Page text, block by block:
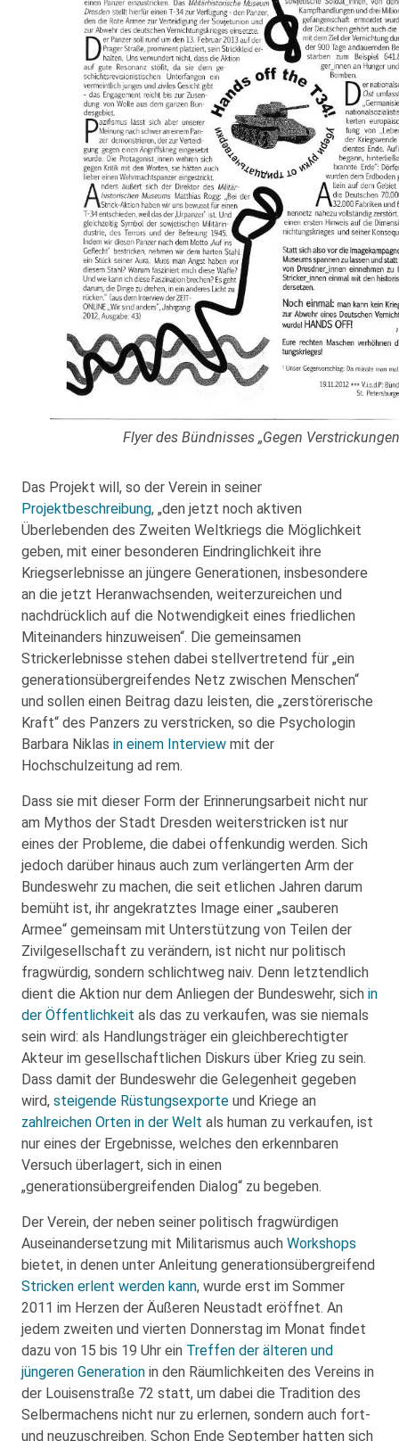
Flyer des Bündnisses „Gegen
Das Projekt will, so der Verein in seiner
Projektbeschreibung, „den jetzt noch aktiven
Überlebenden des Zweiten Weltkriegs die Möglichkeit
geben, mit einer besonderen Eindringlichkeit ihre
Kriegserlebnisse an jüngere Generationen, insbesondere
an die jetzt Heranwachsenden, weiterzureichen und
nachdrücklich auf die Notwendigkeit eines friedlichen
Miteinanders hinzuweisen“. Die gemeinsamen
Strickerlebnisse stehen dabei stellvertretend für „ein
generationsübergreifendes Netz zwischen Menschen“
und sollen einen Beitrag dazu leisten, die „zerstörerische
Kraft“ des Panzers zu verstricken, so die Psychologin
Barbara Niklas in einem Interview mit der
Hochschulzeitung ad rem.
Dass sie mit dieser Form der Erinnerungsarbeit nicht nur
am Mythos der Stadt Dresden weiterstricken ist nur
eines der Probleme, die dabei offenkundig werden. Sich
jedoch darüber hinaus auch zum verlängerten Arm der
Bundeswehr zu machen, die seit etlichen Jahren darum
bemüht ist, ihr angekratztes Image einer „sauberen
Armee“ gemeinsam mit Unterstützung von Teilen der
Zivilgesellschaft zu verändern, ist nicht nur politisch
fragwürdig, sondern schlichtweg naiv. Denn letztendlich
dient die Aktion nur dem Anliegen der Bundeswehr, sich in
der Öffentlichkeit als das zu verkaufen, was sie niemals
sein wird: als Handlungsträger ein gleichberechtigter
Akteur im gesellschaftlichen Diskurs über Krieg zu sein.
Dass damit der Bundeswehr die Gelegenheit gegeben
wird, steigende Rüstungsexporte und Kriege an
zahlreichen Orten in der Welt als human zu verkaufen, ist
nur eines der Ergebnisse, welches den erkennbaren
Versuch überlagert, sich in einen
„generationsübergreifenden Dialog“ zu begeben.
Der Verein, der neben seiner politisch fragwürdigen
Auseinandersetzung mit Militarismus auch Workshops
bietet, in denen unter Anleitung generationsübergreifend
Stricken erlent werden kann, wurde erst im Sommer
2011 im Herzen der Äußeren Neustadt eröffnet. An
jedem zweiten und vierten Donnerstag im Monat findet
dazu von 15 bis 19 Uhr ein Treffen der älteren und
jüngeren Generation in den Räumlichkeiten des Vereins in
der Louisenstraße 72 statt, um dabei die Tradition des
Selbermachens nicht nur zu erlernen, sondern auch fort-
und neuzuschreiben. Schon Ende September hatten sich